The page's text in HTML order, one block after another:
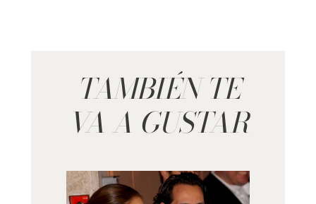
TAMBIÉN TE
VA A GUSTAR